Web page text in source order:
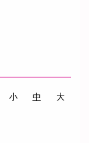
小 中
大